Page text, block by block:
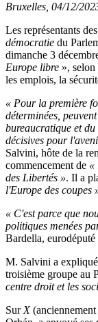
Bruxelles, 04/12/
Les représentants
démocratie du
dimanche 3
Europe libre »,
les emplois, la
« Pour la première
déterminées,
bureaucratique et du
décisives pour
Salvini, hôte de la
commencement de «
des Libertés ». Il a
l'Europe des coupes
« C'est parce que
politiques menées
Bardella, eurodéputé
M. Salvini a
troisième groupe au
centre droit et les
Sur X(anciennement